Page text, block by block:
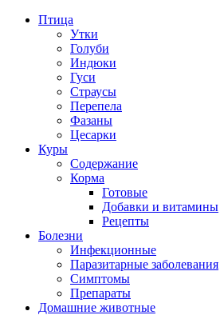
Птица
Утки
Голуби
Индюки
Гуси
Страусы
Перепела
Фазаны
Цесарки
Куры
Содержание
Корма
Готовые
Добавки и витамины
Рецепты
Болезни
Инфекционные
Паразитарные заболевания
Симптомы
Препараты
Домашние животные